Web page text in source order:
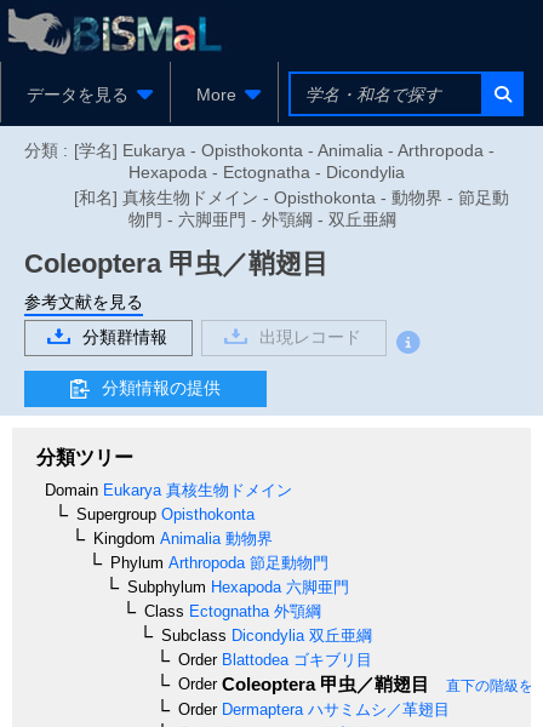
データを見る More
分類 : [学名] Eukarya - Opisthokonta - Animalia - Arthropoda -
Hexapoda - Ectognatha - Dicondylia
[和名] 真核生物ドメイン - Opisthokonta - 動物界 - 節足動
物門 - 六脚亜門 - 外顎綱 - 双丘亜綱
Coleoptera甲虫／鞘翅目
参考文献を見る
分類群情報
出現レコード
分類情報の提供
分類ツリー
Domain Eukarya 真核生物ドメイン
Supergroup Opisthokonta
Kingdom Animalia 動物界
Phylum Arthropoda 節足動物門
Subphylum Hexapoda 六脚亜門
Class Ectognatha 外顎綱
Subclass Dicondylia 双丘亜綱
OrderBlattodea ゴキブリ目
OrderColeoptera甲虫／鞘翅目 直下の階級を
OrderDermaptera ハサミムシ／革翅目